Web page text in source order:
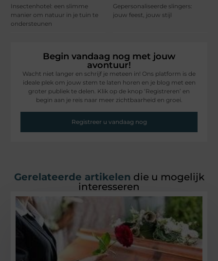
Insectenhotel: een slimme
manier om natuur in je tuin te
ondersteunen
Gepersonaliseerde slingers:
jouw feest, jouw stijl
Begin vandaag nog met jouw
avontuur!
Wacht niet langer en schrijf je meteen in! Ons platform is de
ideale plek om jouw stem te laten horen en je blog met een
groter publiek te delen. Klik op de knop ‘Registreren’ en
begin aan je reis naar meer zichtbaarheid en groei.
Registreer u vandaag nog
Gerelateerde artikelen die u mogelijk
interesseren